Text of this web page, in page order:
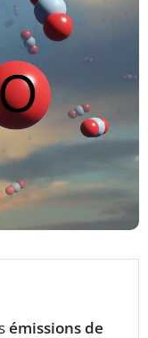
émissions de